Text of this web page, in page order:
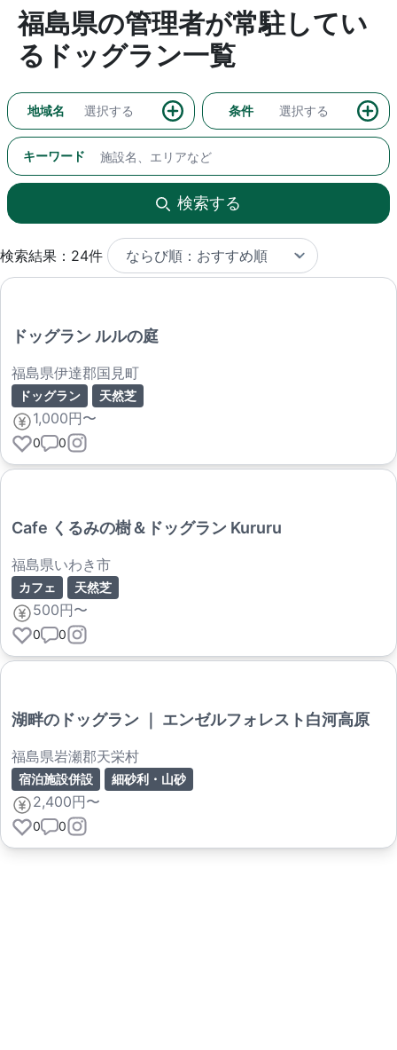
福島県の管理者が常駐してい
るドッグラン一覧
地域名 選択する 条件 選択する
キーワード
検索する
検索結果：24件
ドッグラン ルルの庭
福島県伊達郡国見町
ドッグラン 天然芝
1,000円〜
0 0
Cafe くるみの樹＆ドッグラン Kururu
福島県いわき市
カフェ 天然芝
500円〜
0 0
湖畔のドッグラン ｜ エンゼルフォレスト白河高原
福島県岩瀬郡天栄村
宿泊施設併設 細砂利・山砂
2,400円〜
0 0